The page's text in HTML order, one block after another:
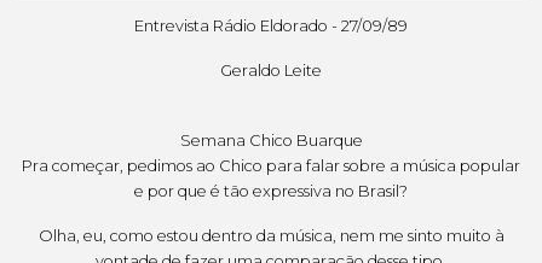
Entrevista Rádio Eldorado - 27/09/89
Geraldo Leite
Semana Chico Buarque
Pra começar, pedimos ao Chico para falar sobre a música popular
e por que é tão expressiva no Brasil?
Olha, eu, como estou dentro da música, nem me sinto muito à